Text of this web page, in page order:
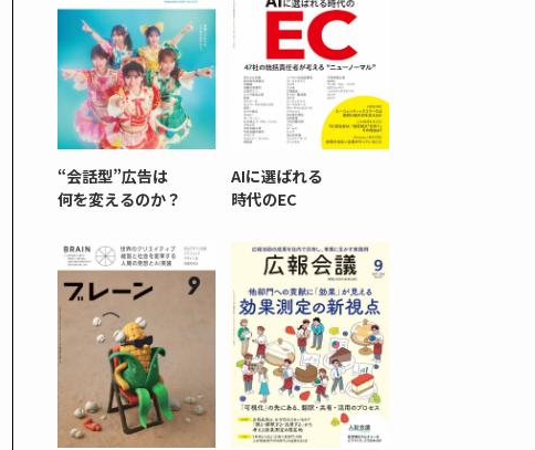
“会話型”広告は
何を変えるのか？
AIに選ばれる
時代のEC